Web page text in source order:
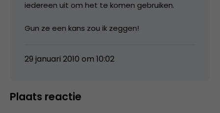
iedereen uit om het te komen gebruiken.
Gun ze een kans zou ik zeggen!
29 januari 2010 om 10:02
Plaats reactie